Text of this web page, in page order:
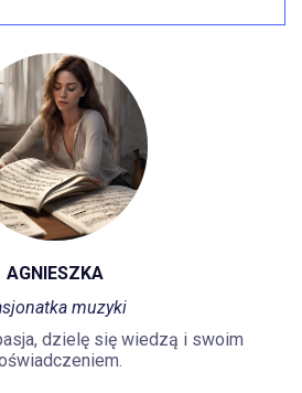
AGNIESZKA
muzyki
dzielę się wiedzą i swoim